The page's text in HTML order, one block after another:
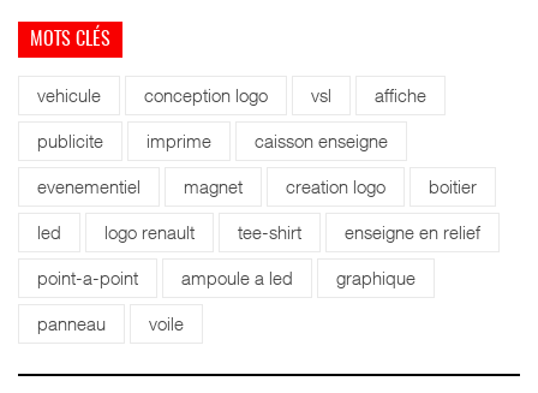
MOTS CLÉS
vehicule conception logo vsl affiche
publicite imprime caisson enseigne
evenementiel magnet creation logo boitier
led logo renault tee-shirt enseigne en relief
point-a-point ampoule a led graphique
panneau voile